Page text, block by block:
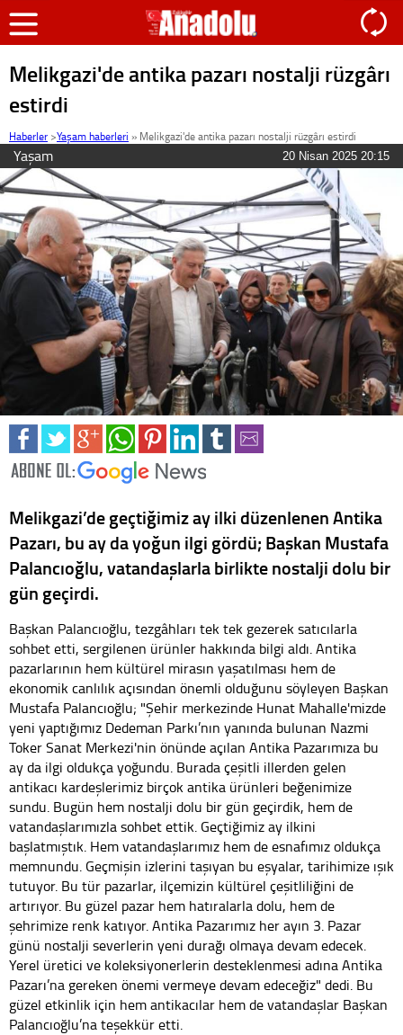
Melikgazi'de antika pazarı nostalji rüzgârı
estirdi
Haberler >Yaşam haberleri » Melikgazi'de antika pazarı nostalji rüzgârı estirdi
Yaşam 20 Nisan 2025 20:15
Melikgazi’de geçtiğimiz ay ilki düzenlenen Antika
Pazarı, bu ay da yoğun ilgi gördü; Başkan Mustafa
Palancıoğlu, vatandaşlarla birlikte nostalji dolu bir
gün geçirdi.
Başkan Palancıoğlu, tezgâhları tek tek gezerek satıcılarla
sohbet etti, sergilenen ürünler hakkında bilgi aldı. Antika
pazarlarının hem kültürel mirasın yaşatılması hem de
ekonomik canlılık açısından önemli olduğunu söyleyen Başkan
Mustafa Palancıoğlu; "Şehir merkezinde Hunat Mahalle'mizde
yeni yaptığımız Dedeman Parkı’nın yanında bulunan Nazmi
Toker Sanat Merkezi'nin önünde açılan Antika Pazarımıza bu
ay da ilgi oldukça yoğundu. Burada çeşitli illerden gelen
antikacı kardeşlerimiz birçok antika ürünleri beğenimize
sundu. Bugün hem nostalji dolu bir gün geçirdik, hem de
vatandaşlarımızla sohbet ettik. Geçtiğimiz ay ilkini
başlatmıştık. Hem vatandaşlarımız hem de esnafımız oldukça
memnundu. Geçmişin izlerini taşıyan bu eşyalar, tarihimize ışık
tutuyor. Bu tür pazarlar, ilçemizin kültürel çeşitliliğini de
artırıyor. Bu güzel pazar hem hatıralarla dolu, hem de
şehrimize renk katıyor. Antika Pazarımız her ayın 3. Pazar
günü nostalji severlerin yeni durağı olmaya devam edecek.
Yerel üretici ve koleksiyonerlerin desteklenmesi adına Antika
Pazarı’na gereken önemi vermeye devam edeceğiz" dedi. Bu
güzel etkinlik için hem antikacılar hem de vatandaşlar Başkan
Palancıoğlu’na teşekkür etti.